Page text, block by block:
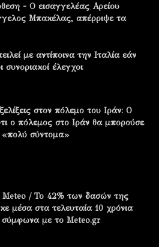
- Ο εισαγγελέας Αρείου
Μπακέλας, απέρριψε τα
με αντίποινα την Ιταλία εάν
συνοριακοί έλεγχοι
στον πόλεμο του Ιράν: Ο
ο πόλεμος στο Ιράν θα μπορούσε
«πολύ σύντομα»
Meteo / Το 42% των δασών της
μέσα στα τελευταία 10 χρόνια
σύμφωνα με το Meteo.gr